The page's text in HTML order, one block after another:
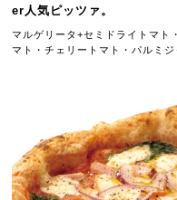
er人気 ピッツァ。
マルゲリータ+セミドライトマト
マト・チェリートマト・パルミジ